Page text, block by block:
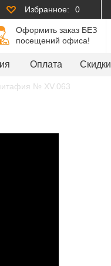
Избранное: 0
Оформить заказ БЕЗ
посещений офиса!
Оплата Скидки
№ XV.063